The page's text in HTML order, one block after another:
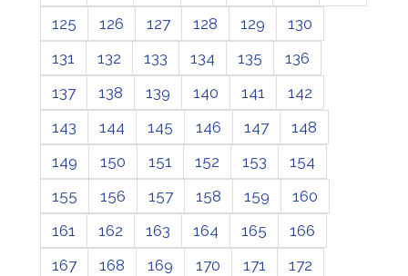
125
126 127 128 129
130
131
132 133 134 135
136
137
138 139 140 141
142
143
144 145 146 147
148
149
150 151 152 153
154
155
156 157 158 159
160
161
162 163 164 165
166
167
168 169 170 171
172